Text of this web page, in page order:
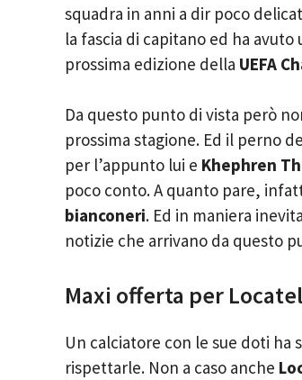
squadra in anni a dir poco
la fascia di capitano ed ha
prossima edizione della UEFA
Da questo punto di vista però
prossima stagione. Ed il perno
per l’appunto lui e Khephren
poco conto. A quanto pare,
bianconeri. Ed in maniera
notizie che arrivano da questo
Maxi offerta per
Un calciatore con le sue doti
rispettarle. Non a caso anche